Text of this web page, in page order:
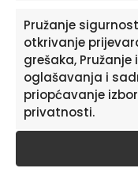
Pružanje
otkrivanje
grešaka,
oglašavanja i
priopćavanje
privatnosti.
odabrati
na
stranici
proizvoda